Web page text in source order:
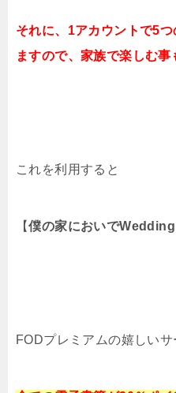
それに、1アカウントで5
ますので、家族で楽しむ事
これを利用すると
【僕の家においでWedding
FODプレミアムの嬉しいサ